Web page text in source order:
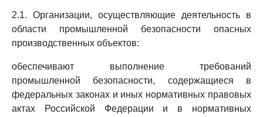
2.1. Организации, осуществляющие деятельность в
области промышленной безопасности опасных
производственных объектов:
обеспечивают выполнение требований
промышленной безопасности, содержащиеся в
федеральных законах и иных нормативных правовых
актах Российской Федерации и в нормативных